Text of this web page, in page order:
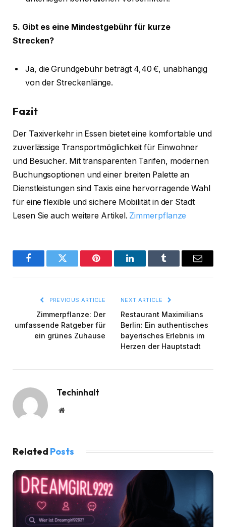
5. Gibt es eine Mindestgebühr für kurze
Strecken?
Ja, die Grundgebühr beträgt 4,40 €, unabhängig
von der Streckenlänge.
Fazit
Der Taxiverkehr in Essen bietet eine komfortable und
zuverlässige Transportmöglichkeit für Einwohner
und Besucher. Mit transparenten Tarifen, modernen
Buchungsoptionen und einer breiten Palette an
Dienstleistungen sind Taxis eine hervorragende Wahl
für eine flexible und sichere Mobilität in der Stadt
Lesen Sie auch weitere Artikel. Zimmerpflanze
FacebookTwitter Pinterest LinkedInTumblr Email
PREVIOUS ARTICLE
Zimmerpflanze: Der
umfassende Ratgeber für
ein grünes Zuhause
NEXT ARTICLE
Restaurant Maximilians
Berlin: Ein authentisches
bayerisches Erlebnis im
Herzen der Hauptstadt
Techinhalt
Website
Related Posts